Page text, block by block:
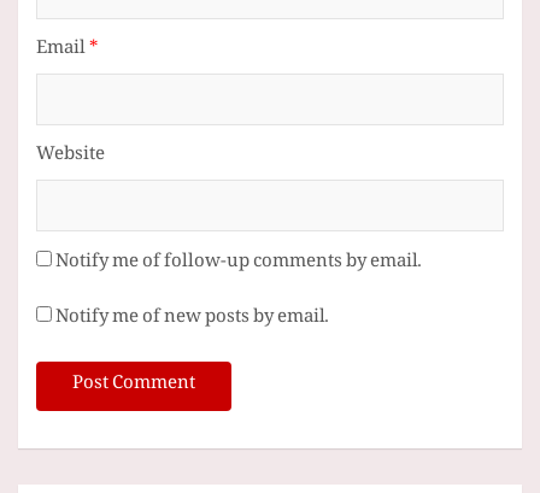
Email*
Website
Notify me of follow-up comments by email.
Notify me of new posts by email.